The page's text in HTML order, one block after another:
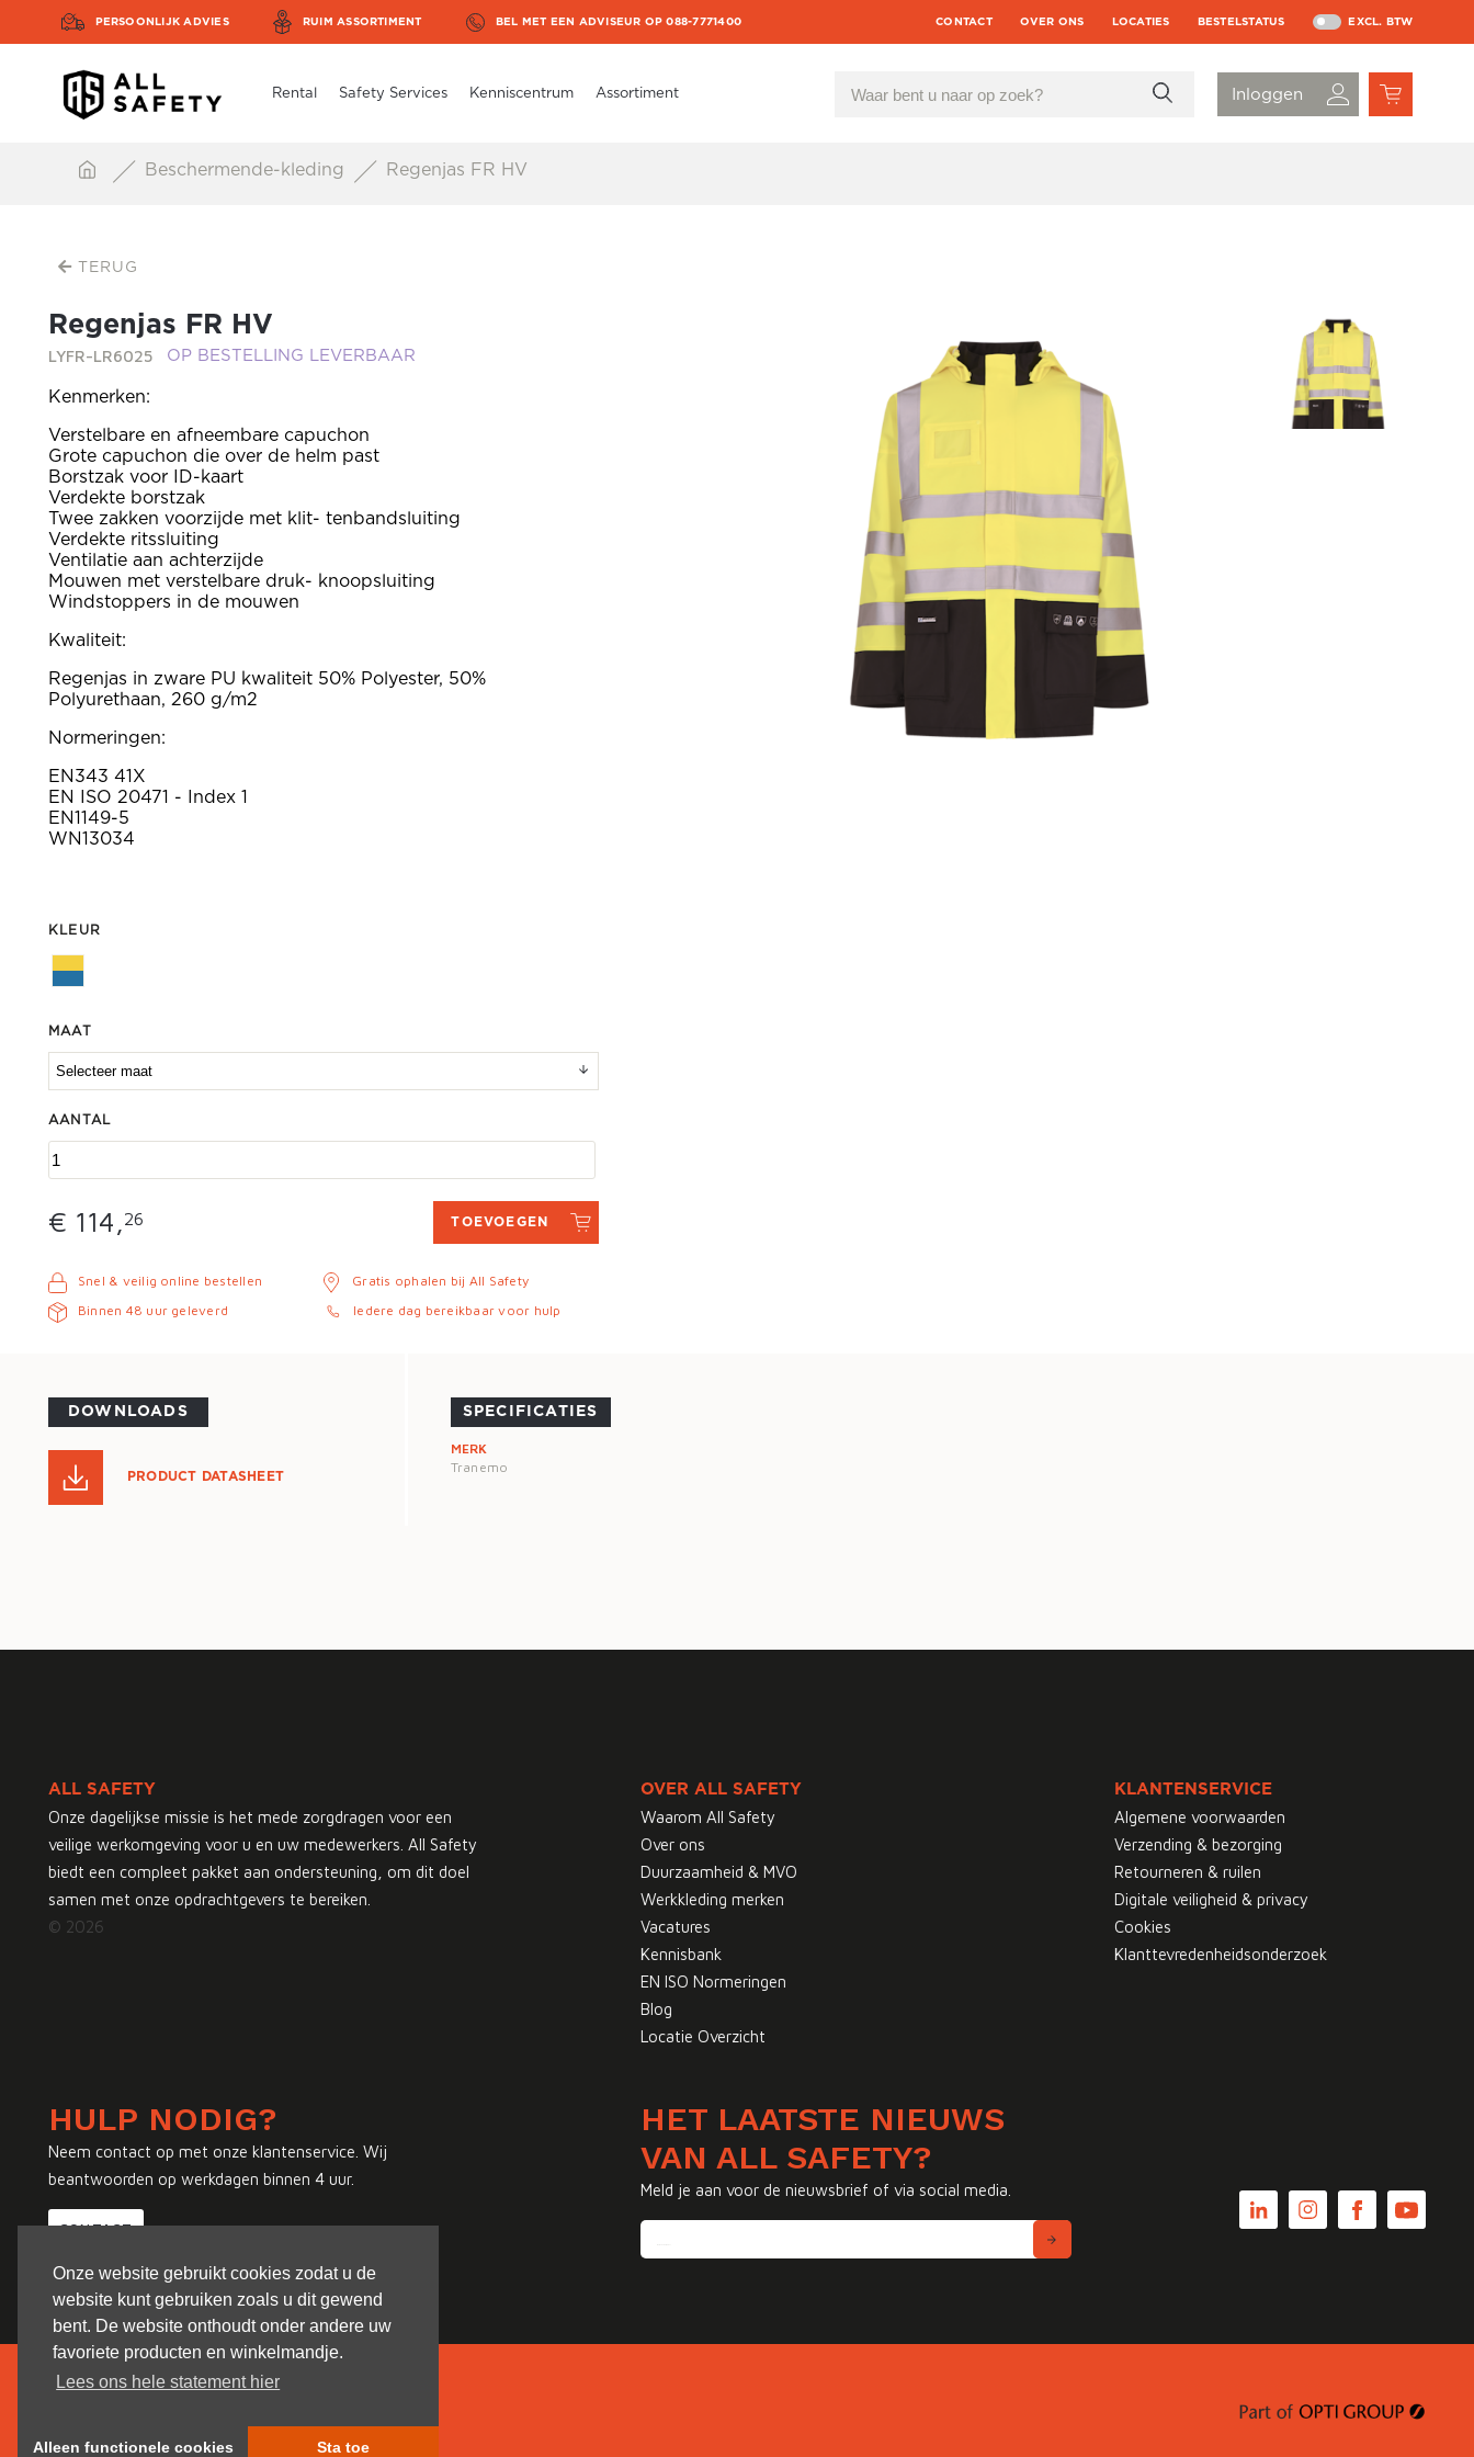
Onze website gebruikt cookies zodat u de
website kunt gebruiken zoals u dit gewend
bent. De website onthoudt onder andere uw
favoriete producten en winkelmandje.
Lees ons hele statement hier
Alleen functionele cookies Sta toe
PERSOONLIJK ADVIES RUIM ASSORTIMENT BEL MET EEN ADVISEUR OP 088-7771400 CONTACT OVER ONS LOCATIES BESTELSTATUS EXCL. BTW
Rental Safety Services Kenniscentrum Assortiment
Beschermende-kleding Regenjas FR HV
TERUG
Regenjas FR HV
LYFR-LR6025 OP BESTELLING LEVERBAAR
Kenmerken:
Verstelbare en afneembare capuchon
Grote capuchon die over de helm past
Borstzak voor ID-kaart
Verdekte borstzak
Twee zakken voorzijde met klit- tenbandsluiting
Verdekte ritssluiting
Ventilatie aan achterzijde
Mouwen met verstelbare druk- knoopsluiting
Windstoppers in de mouwen
Kwaliteit:
Regenjas in zware PU kwaliteit 50% Polyester, 50%
Polyurethaan, 260 g/m2
Normeringen:
EN343 41X
EN ISO 20471 - Index 1
EN1149-5
WN13034
KLEUR
MAAT
AANTAL
€ 114,26 TOEVOEGEN
Snel & veilig online bestellen
Binnen 48 uur geleverd
Gratis ophalen bij All Safety
Iedere dag bereikbaar voor hulp
DOWNLOADS
PRODUCT DATASHEET
SPECIFICATIES
MERK
Tranemo
ALL SAFETY
Onze dagelijkse missie is het mede zorgdragen voor een
veilige werkomgeving voor u en uw medewerkers. All Safety
biedt een compleet pakket aan ondersteuning, om dit doel
samen met onze opdrachtgevers te bereiken.
© 2026
OVER ALL SAFETY
Waarom All Safety
Over ons
Duurzaamheid & MVO
Werkkleding merken
Vacatures
Kennisbank
EN ISO Normeringen
Blog
Locatie Overzicht
KLANTENSERVICE
Algemene voorwaarden
Verzending & bezorging
Retourneren & ruilen
Digitale veiligheid & privacy
Cookies
Klanttevredenheidsonderzoek
HULP NODIG?
Neem contact op met onze klantenservice. Wij
beantwoorden op werkdagen binnen 4 uur.
CONTACT
HET LAATSTE NIEUWS
VAN ALL SAFETY?
Meld je aan voor de nieuwsbrief of via social media.